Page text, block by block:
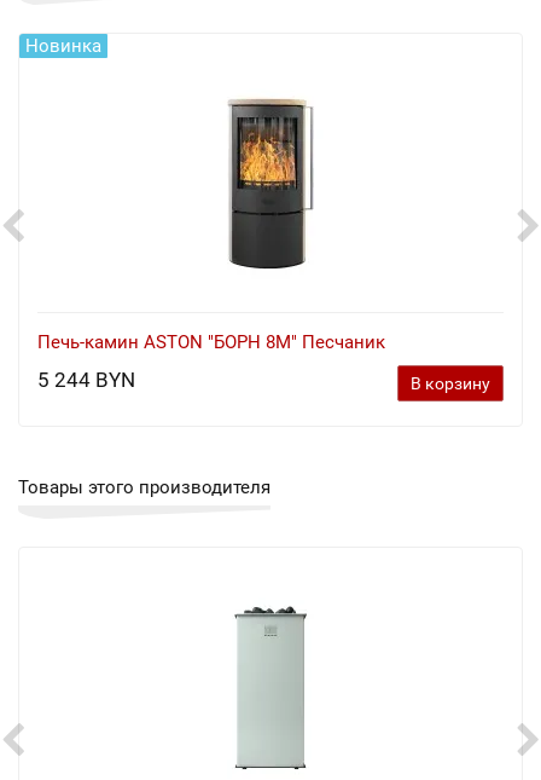
Новинка
Печь-камин ASTON "БОРН 8М" Песчаник
5 244 BYN В корзину
Товары этого производителя